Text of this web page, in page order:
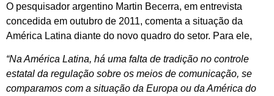
O pesquisador argentino Martin Becerra, em entrevista
concedida em outubro de 2011, comenta a situação da
América Latina diante do novo quadro do setor. Para ele,
“Na América Latina, há uma falta de tradição no controle
estatal da regulação sobre os meios de comunicação, se
comparamos com a situação da Europa ou da América do